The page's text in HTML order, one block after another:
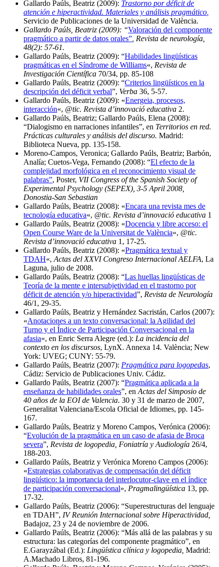
Gallardo Paúls, Beatriz (2009): Trastorno por déficit de
atención e hiperactividad. Materiales y análisis pragmático
Servicio de Publicaciones de la Universidad de València.
Gallardo Paúls, Beatriz (2009): “Valoración del componente
pragmático a partir de datos orales” , Revista de neurología,
48(2): 57-61.
Gallardo Paúls, Beatriz (2009): “Habilidades lingüísticas
pragmáticas en el Síndrome de Williams«, Revista de
Investigación Científica 70/34, pp. 85-108
Gallardo Paúls, Beatriz (2009): “Criterios lingüísticos en la
descripción del déficit verbal”, Verba 36, 5-57.
Gallardo Paúls, Beatriz (2009): «Energeia, procesos,
interacción«, @tic. Revista d’innovació educativa 2.
Gallardo Paúls, Beatriz; Gallardo Paúls, Elena (2008):
“Dialogismo en narraciones infantiles”, en Territorios en red.
Prácticas culturales y análisis del discurso. Madrid:
Biblioteca Nueva, pp. 135-158.
Moreno-Campos, Veronica; Gallardo Paúls, Beatriz; Barbón,
Analía; Cuetos-Vega, Fernando (2008): “El efecto de la
complejidad morfológica en el reconocimiento visual de
palabras”, Poster, VII Congress of the Spanish Society of
Experimental Psychology (SEPEX), 3-5 April 2008,
Donostia-San Sebastian
Gallardo Paúls, Beatriz (2008): «Encara una revista mes de
tecnología educativa«, @tic. Revista d’innovació educativa 1
Gallardo Paúls, Beatriz (2008): «Docencia y libre acceso: el
Open Course Ware de la Universitat de València», @tic.
Revista d’innovació educativa 1, 17-25.
Gallardo Paúls, Beatriz (2008): «Pragmática textual y
TDAH«, Actas del XXVI Congreso Internacional AELFA, La
Laguna, julio de 2008.
Gallardo Paúls, Beatriz (2008): “Las huellas lingüísticas de
Teoría de la mente e intersubjetividad en el trastorno por
déficit de atención y/o hiperactividad”, Revista de Neurología
46/1, 29-35.
Gallardo Paúls, Beatriz y Hernández Sacristán, Carlos (2007):
«Anotaciones a un texto conversacional: la Agilidad del
Turno y el Índice de Participación Conversacional en la
afasia«, en Enric Serra Alegre (ed.): La incidencia del
contexto en los discursos, LynX. Annexa 14. València; New
York: UVEG; CUNY: 55-79.
Gallardo Paúls, Beatriz (2007): Pragmática para logopedas,
Cádiz: Servicio de Publicaciones Univ. Cádiz.
Gallardo Paúls, Beatriz (2007): “Pragmática aplicada a la
enseñanza de habilidades orales”, en Actas del Simposio de
40 años de la EOI de Valencia. 30 y 31 de marzo de 2007,
Generalitat Valenciana/Escola Oficial de Idiomes, pp. 145-
167.
Gallardo Paúls, Beatriz y Moreno Campos, Verónica (2006):
“Evolución de la pragmática en un caso de afasia de Broca
severa”, Revista de logopedia, Foniatría y Audiología 26/4,
188-203.
Gallardo Paúls, Beatriz y Verónica Moreno Campos (2006):
«Estrategias colaborativas de compensación del déficit
lingüístico: la importancia del interlocutor-clave en el índice
de participación conversacional», Pragmalingüística 13, pp.
17-32.
Gallardo Paúls, Beatriz (2006): “Superestructuras del lenguaje
en TDAH”, IV Reunión Internacional sobre Hiperactividad,
Badajoz, 23 y 24 de noviembre de 2006.
Gallardo Paúls, Beatriz (2006): “Más allá de las palabras y su
estructura: las categorías del componente pragmático”, en
E.Garayzábal (Ed.): Lingüística clínica y logopedia, Madrid:
A.Machado Libros, 81-196.